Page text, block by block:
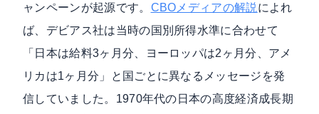
ャンペーンが起源です。 CBOメディアの解説 によれ
ば、デビアス社は当時の国別所得水準に合わせて
「日本は給料3ヶ月分、ヨーロッパは2ヶ月分、アメ
リカは1ヶ月分」と国ごとに異なるメッセージを発
信していました。1970年代の日本の高度経済成長期